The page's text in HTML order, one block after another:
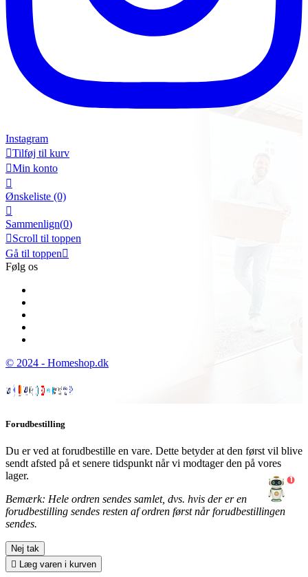
Instagram
Tilføj til kurv
Min konto

Ønskeliste (0)

Sammenlign(0)
Scroll til toppen
Gå til toppen
Følg os
© 2024 - Homeshop.dk
Forudbestilling
Du er ved at forudbestille en vare. Dette betyder at den først vil blive
sendt afsted på et senere tidspunkt når vi modtager den på vores
lager.
Bemærk: Hele ordren sendes samlet, dvs. hvis der er en
forudbestilling sendes resten af ordren først når forudbestillingen
sendes.
Nej tak
 Læg varen i kurven
1